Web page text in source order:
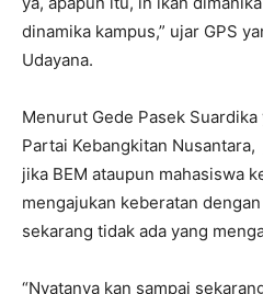
dinamika kampus,” ujar GPS
Udayana.
Menurut Gede Pasek
Partai Kebangkitan
jika BEM ataupun mahasiswa
mengajukan keberatan
sekarang tidak ada yang
“Nyatanya kan sampai